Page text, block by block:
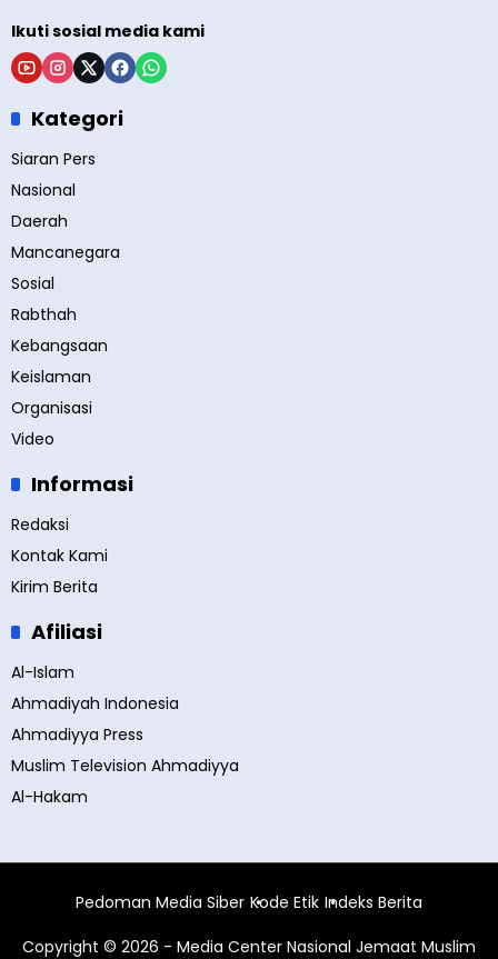
Ikuti sosial media kami
Kategori
Siaran Pers
Nasional
Daerah
Mancanegara
Sosial
Rabthah
Kebangsaan
Keislaman
Organisasi
Video
Informasi
Redaksi
Kontak Kami
Kirim Berita
Afiliasi
Al-Islam
Ahmadiyah Indonesia
Ahmadiyya Press
Muslim Television Ahmadiyya
Al-Hakam
Pedoman Media Siber Kode Etik Indeks Berita
Copyright © 2026 - Media Center Nasional Jemaat Muslim